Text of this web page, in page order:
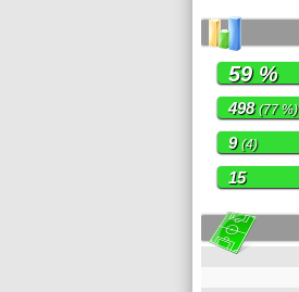
59 %
498(77 %)
9(4)
15